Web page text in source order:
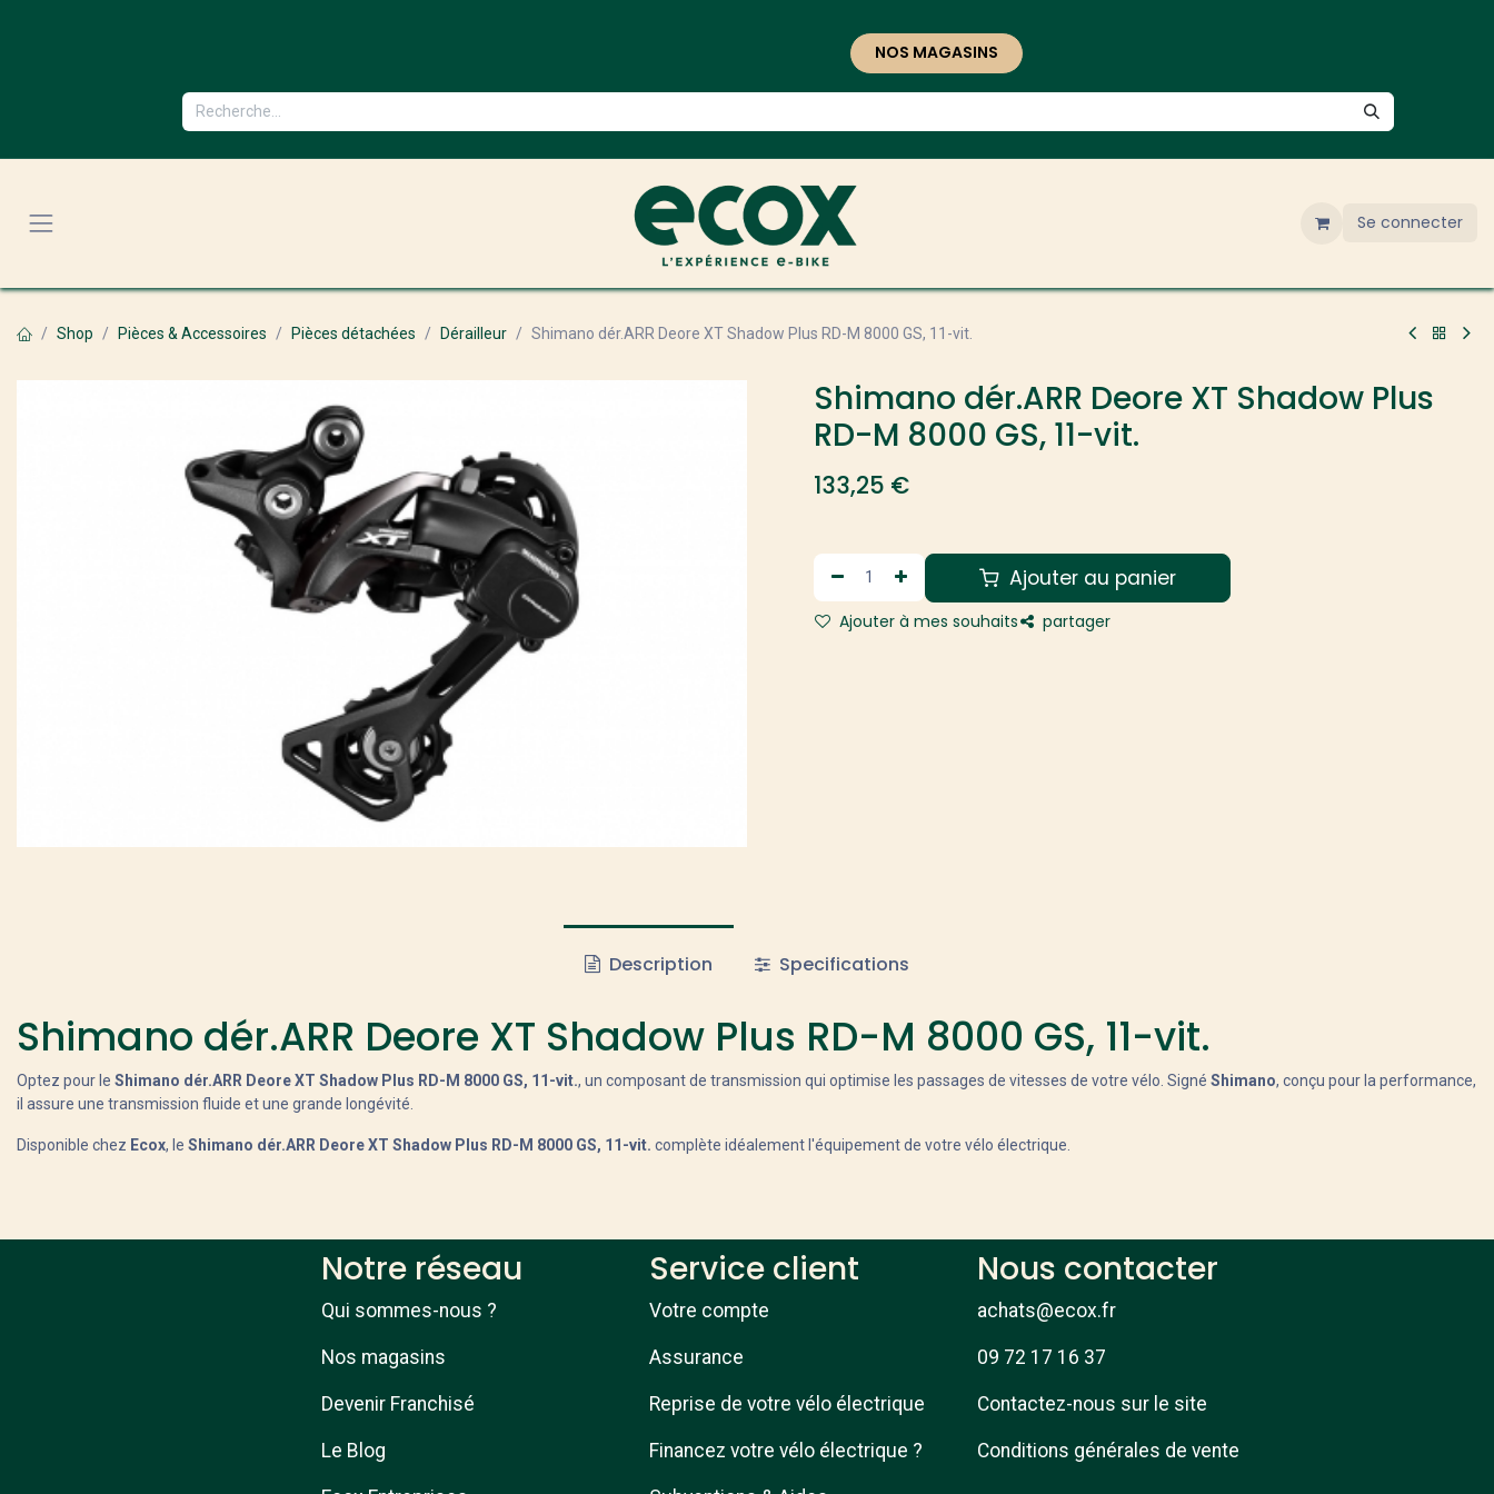
NOS MAGASINS
Se connecter
Shop Pièces & Accessoires Pièces détachées Dérailleur Shimano dér.ARR Deore XT Shadow Plus RD-M 8000 GS, 11-vit.
Shimano dér.ARR Deore XT Shadow Plus
RD-M 8000 GS, 11-vit.
133,25 €
Ajouter au panier
Ajouter à mes souhaits partager
Description Specifications
Shimano dér.ARR Deore XT Shadow Plus RD-M 8000 GS, 11-vit.
Optez pour le Shimano dér.ARR Deore XT Shadow Plus RD-M 8000 GS, 11-vit., un composant de transmission qui optimise les passages de vitesses de votre vélo. Signé Shimano, conçu pour la performance,
il assure une transmission fluide et une grande longévité.
Disponible chez Ecox, le Shimano dér.ARR Deore XT Shadow Plus RD-M 8000 GS, 11-vit. complète idéalement l'équipement de votre vélo électrique.
Nous contacter
achats@ecox.fr
09 72 17 16 37
Contactez-nous sur le site
Conditions générales de vente
Service client
Votre compte
Assurance
Reprise de votre vélo électrique
Financez votre vélo électrique ?
Notre réseau
Qui sommes-nous ?
Nos magasins
Devenir Franchisé
Le Blog